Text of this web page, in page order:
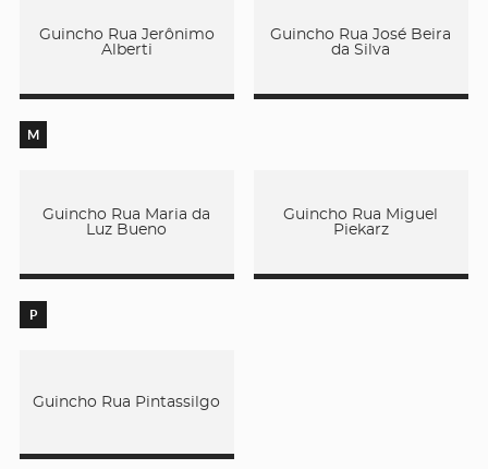
Guincho Rua Jerônimo
Alberti
Guincho Rua José Beira
da Silva
M
Guincho Rua Maria da
Luz Bueno
Guincho Rua Miguel
Piekarz
P
Guincho Rua Pintassilgo